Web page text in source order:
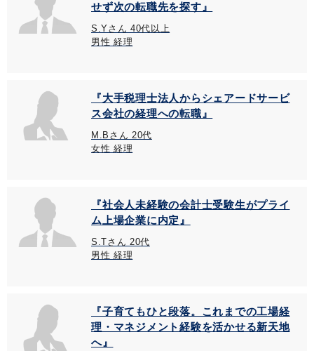
せず次の転職先を探す』
S.Yさん 40代以上
男性 経理
『大手税理士法人からシェアードサービ
ス会社の経理への転職』
M.Bさん 20代
女性 経理
『社会人未経験の会計士受験生がプライ
ム上場企業に内定』
S.Tさん 20代
男性 経理
『子育てもひと段落。これまでの工場経
理・マネジメント経験を活かせる新天地
へ』